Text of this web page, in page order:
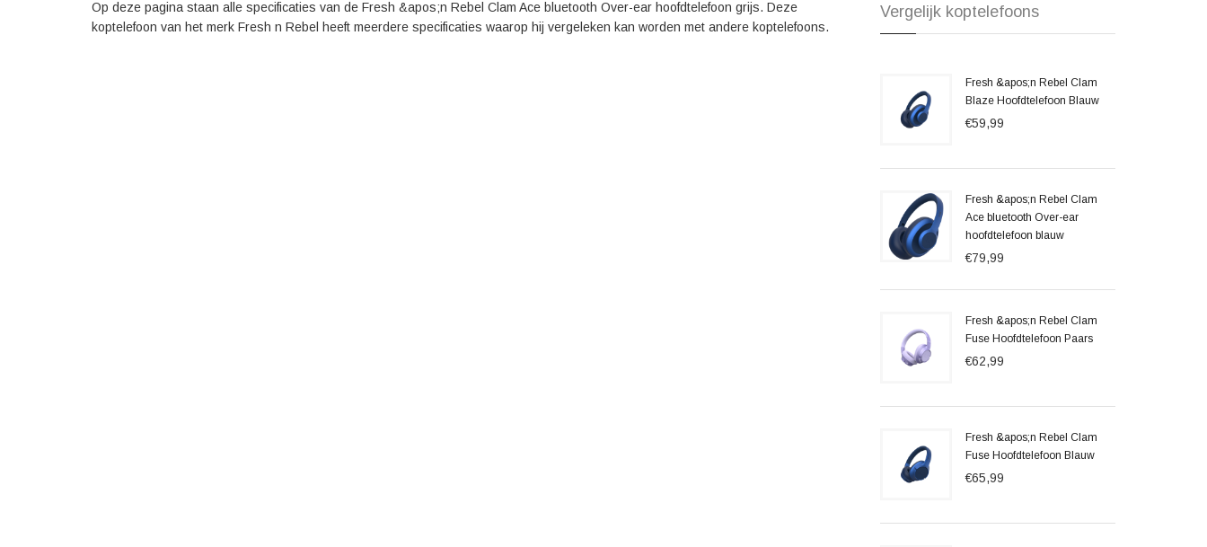
Op deze pagina staan alle specificaties van de Fresh &apos;n Rebel Clam Ace bluetooth Over-ear hoofdtelefoon grijs. Deze
koptelefoon van het merk Fresh n Rebel heeft meerdere specificaties waarop hij vergeleken kan worden met andere koptelefoons.
Vergelijk koptelefoons
Fresh &apos;n Rebel Clam
Blaze Hoofdtelefoon Blauw
€59,99
Fresh &apos;n Rebel Clam
Ace bluetooth Over-ear
hoofdtelefoon blauw
€79,99
Fresh &apos;n Rebel Clam
Fuse Hoofdtelefoon Paars
€62,99
Fresh &apos;n Rebel Clam
Fuse Hoofdtelefoon Blauw
€65,99